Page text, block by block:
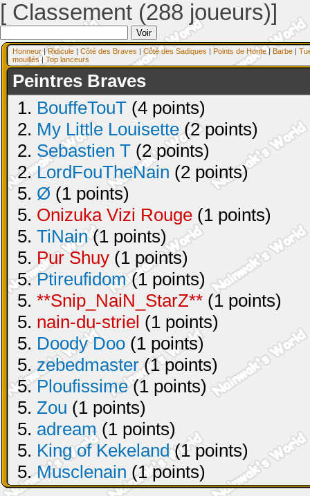
[ Classement (288 joueurs)]
Honneur|Ridicule | Côté des Braves | Côté des Sadiques | Points de Honte| Barbe |
mouillés| Top lanceurs
Peintres Braves
1. BouffeTouT (4 points)
2. My Little Louisette(2 points)
2. Sebastien T (2 points)
2.LordFouTheNain (2 points)
5. Ø (1 points)
5. Onizuka Vizi Rouge (1 points)
5. TiNain(1 points)
5. Pur Shuy (1 points)
5.Ptireufidom(1 points)
5. **Snip_NaiN_StarZ** (1 points)
5. nain-du-striel (1 points)
5. Doody Doo (1 points)
5. zebedmaster(1 points)
5.Ploufissime(1 points)
5. Zou (1 points)
5. adream (1 points)
5. King of Kekeland(1 points)
5.Musclenain (1 points)